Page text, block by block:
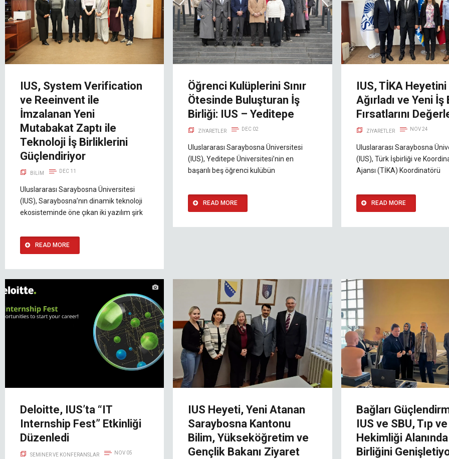
IUS, System Verification
ve Reeinvent ile
İmzalanan Yeni
Mutabakat Zaptı ile
Teknoloji İş Birliklerini
Güçlendiriyor
BILIM DEC 11
Uluslararası Saraybosna Üniversitesi
(IUS), Saraybosna’nın dinamik teknoloji
ekosisteminde öne çıkan iki yazılım şirk
READ MORE
Öğrenci Kulüplerini Sınır
Ötesinde Buluşturan İş
Birliği: IUS – Yeditepe
ZIYARETLER DEC 02
Uluslararası Saraybosna Üniversitesi
(IUS), Yeditepe Üniversitesi’nin en
başarılı beş öğrenci kulübün
READ MORE
IUS, TİKA Heyetini
Ağırladı ve Yeni İş
Fırsatlarını
ZIYARETLER NOV 24
Uluslararası Saraybosna
(IUS), Türk İşbirliği ve
Ajansı (TİKA) Koordinatörü
READ MORE
Deloitte, IUS’ta “IT
Internship Fest” Etkinliği
Düzenledi
SEMINER VE KONFERANSLAR NOV 05
IUS Heyeti, Yeni Atanan
Saraybosna Kantonu
Bilim, Yükseköğretim ve
Gençlik Bakanı Ziyaret
Bağları
IUS ve SBU, Tıp
Hekimliği
Birliğini